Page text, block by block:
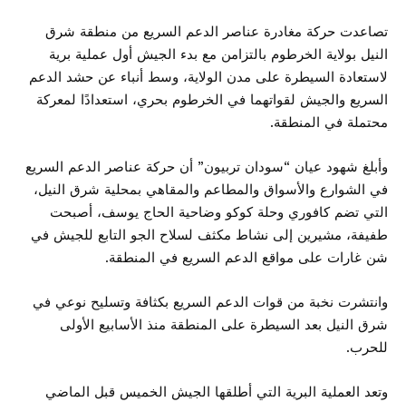
تصاعدت حركة مغادرة عناصر الدعم السريع من منطقة شرق
النيل بولاية الخرطوم بالتزامن مع بدء الجيش أول عملية برية
لاستعادة السيطرة على مدن الولاية، وسط أنباء عن حشد الدعم
السريع والجيش لقواتهما في الخرطوم بحري، استعدادًا لمعركة
محتملة في المنطقة.
وأبلغ شهود عيان “سودان تربيون” أن حركة عناصر الدعم السريع
في الشوارع والأسواق والمطاعم والمقاهي بمحلية شرق النيل،
التي تضم كافوري وحلة كوكو وضاحية الحاج يوسف، أصبحت
طفيفة، مشيرين إلى نشاط مكثف لسلاح الجو التابع للجيش في
شن غارات على مواقع الدعم السريع في المنطقة.
وانتشرت نخبة من قوات الدعم السريع بكثافة وتسليح نوعي في
شرق النيل بعد السيطرة على المنطقة منذ الأسابيع الأولى
للحرب.
وتعد العملية البرية التي أطلقها الجيش الخميس قبل الماضي